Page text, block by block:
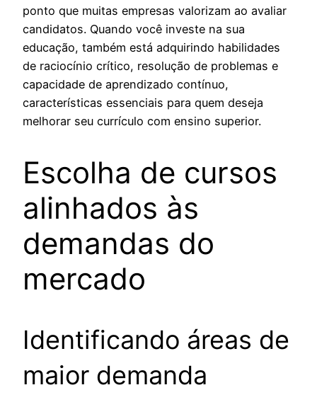
ponto que muitas empresas valorizam ao avaliar
candidatos. Quando você investe na sua
educação, também está adquirindo habilidades
de raciocínio crítico, resolução de problemas e
capacidade de aprendizado contínuo,
características essenciais para quem deseja
melhorar seu currículo com ensino superior.
Escolha de cursos
alinhados às
demandas do
mercado
Identificando áreas de
maior demanda